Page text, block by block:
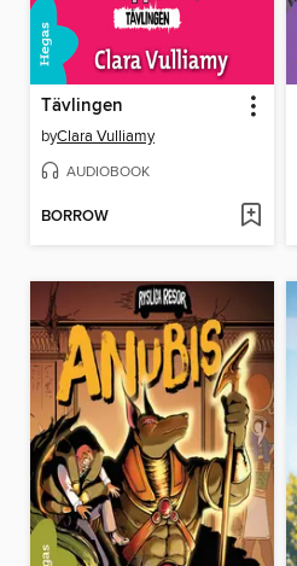
Tävlingen
byClara Vulliamy
AUDIOBOOK
BORROW